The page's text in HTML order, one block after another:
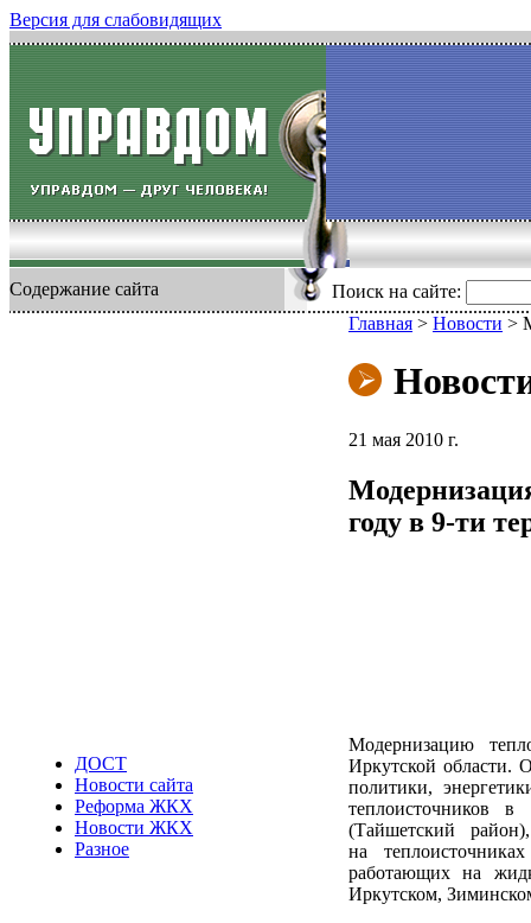
Версия для слабовидящих
Содержание сайта Поиск на сайте:
ДОСТ
Новости сайта
Реформа ЖКХ
Новости ЖКХ
Разное
Главная > Новости >
21 мая 2010 г.
году в 9-ти
Модернизацию
Иркутской области.
политики,
теплоисточников в
(Тайшетский
на
работающих на
Иркутском,